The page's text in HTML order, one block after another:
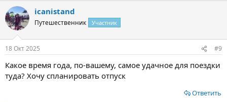
к
ц
и
icanistand
Путешественник Участник
18 Окт 2025 #9
Какое время года, по-вашему, самое удачное для поездки
туда? Хочу спланировать отпуск
Ответить